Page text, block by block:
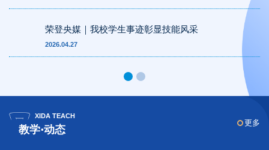
荣登央媒｜我校学生事迹彰显技能风采
2026.04.27
XIDA TEACH
教学·动态
更多